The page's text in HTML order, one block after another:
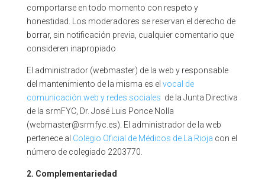
comportarse en todo momento con respeto y
honestidad. Los moderadores se reservan el derecho de
borrar, sin notificación previa, cualquier comentario que
consideren inapropiado
El administrador (webmaster) de la web y responsable
del mantenimiento de la misma es el vocal de
comunicación web y redes sociales de la Junta Directiva
de la srmFYC, Dr. José Luis Ponce Nolla
(webmaster@srmfyc.es). El administrador de la web
pertenece al Colegio Oficial de Médicos de La Rioja con el
número de colegiado 2203770.
2. Complementariedad